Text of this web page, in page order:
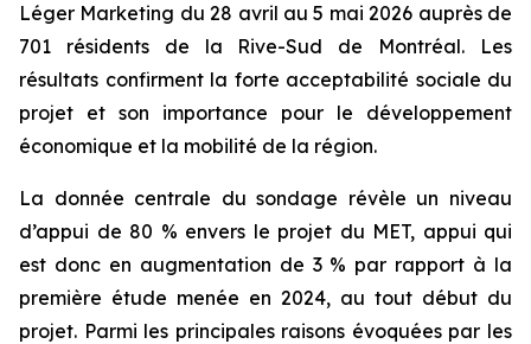
Léger Marketing du 28 avril au 5 mai 2026 auprès de
701 résidents de la Rive-Sud de Montréal. Les
résultats confirment la forte acceptabilité sociale du
projet et son importance pour le développement
économique et la mobilité de la région.
La donnée centrale du sondage révèle un niveau
d’appui de 80 % envers le projet du MET, appui qui
est donc en augmentation de 3 % par rapport à la
première étude menée en 2024, au tout début du
projet. Parmi les principales raisons évoquées par les